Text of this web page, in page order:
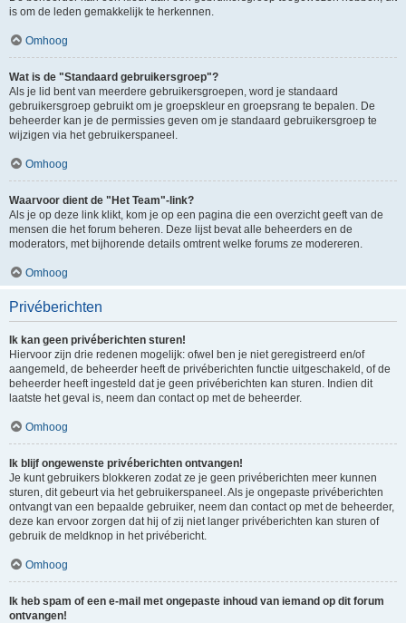
is om de leden gemakkelijk te herkennen.
Omhoog
Wat is de "Standaard gebruikersgroep"?
Als je lid bent van meerdere gebruikersgroepen, word je standaard
gebruikersgroep gebruikt om je groepskleur en groepsrang te bepalen. De
beheerder kan je de permissies geven om je standaard gebruikersgroep te
wijzigen via het gebruikerspaneel.
Omhoog
Waarvoor dient de "Het Team"-link?
Als je op deze link klikt, kom je op een pagina die een overzicht geeft van de
mensen die het forum beheren. Deze lijst bevat alle beheerders en de
moderators, met bijhorende details omtrent welke forums ze modereren.
Omhoog
Privéberichten
Ik kan geen privéberichten sturen!
Hiervoor zijn drie redenen mogelijk: ofwel ben je niet geregistreerd en/of
aangemeld, de beheerder heeft de privéberichten functie uitgeschakeld, of de
beheerder heeft ingesteld dat je geen privéberichten kan sturen. Indien dit
laatste het geval is, neem dan contact op met de beheerder.
Omhoog
Ik blijf ongewenste privéberichten ontvangen!
Je kunt gebruikers blokkeren zodat ze je geen privéberichten meer kunnen
sturen, dit gebeurt via het gebruikerspaneel. Als je ongepaste privéberichten
ontvangt van een bepaalde gebruiker, neem dan contact op met de beheerder,
deze kan ervoor zorgen dat hij of zij niet langer privéberichten kan sturen of
gebruik de meldknop in het privébericht.
Omhoog
Ik heb spam of een e-mail met ongepaste inhoud van iemand op dit forum
ontvangen!